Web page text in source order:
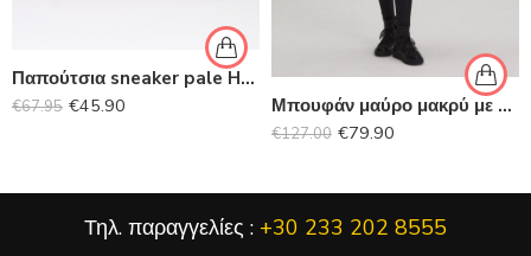
Παπούτσια sneaker pale HEAVY TOOLS
€67.95 €45.90 Μπουφάν μαύρο μακρύ με κουκούλα DIVERSE
€127.00 €79.90
Τηλ. παραγγελίες : +30 233 202 8555